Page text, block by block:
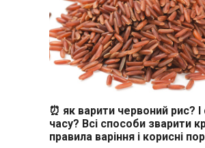
⏰ як варити червоний рис? І
часу? Всі способи зварити
правила варіння і корисні